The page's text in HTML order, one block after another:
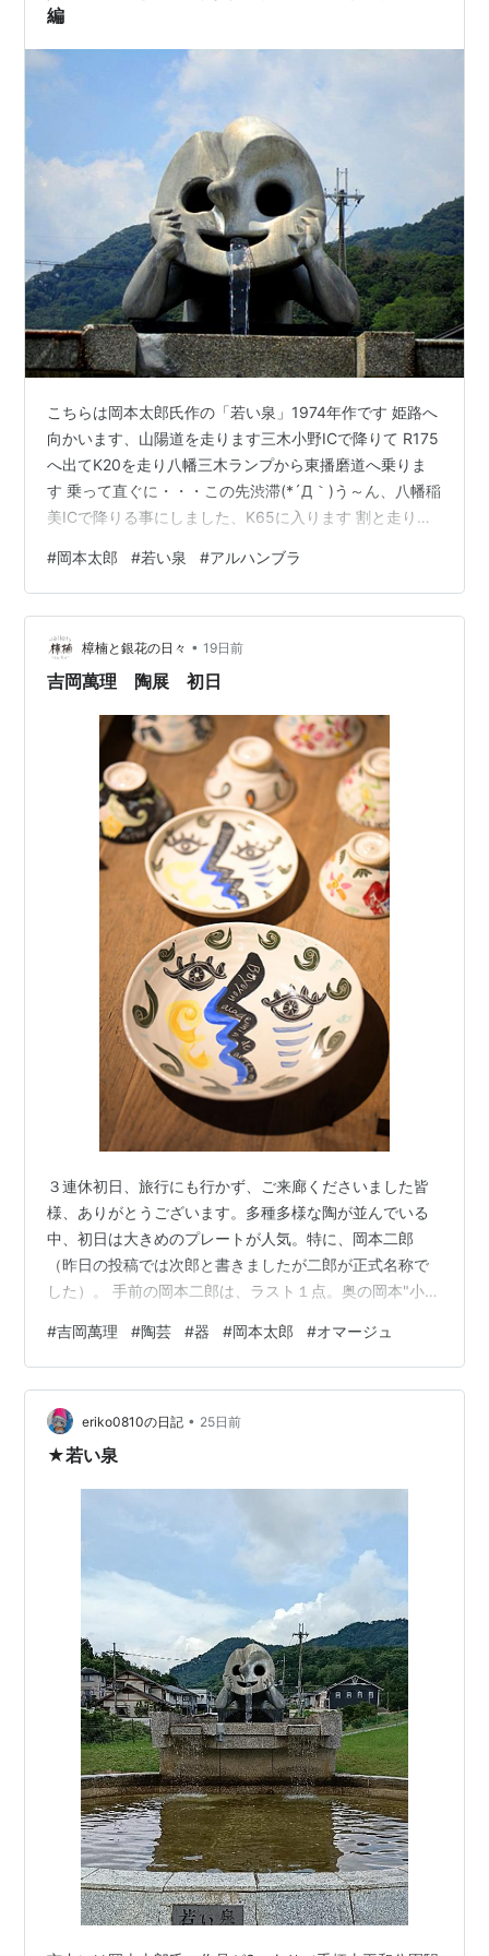
庫)
岡本太郎 / 岡本太郎. -- 美術出版社, 1954. -- (日本現
代画家選 ; 第14)
今日の芸術 / 岡本太郎. -- 光文社, 1955. -- (カッパ・
ブックス)
芸術と青春 / 岡本太郎. -- 河出書房, 1956. -- (河出新
日本の伝統 / 岡本太郎. -- 光文社, 1956
現代人の眼 / 岡本太郎. -- 現代社, 1956
日本再発見 / 岡本太郎. -- 新潮社, 1958
黒い太陽 / 岡本太郎. -- 美術出版社, 1959
忘れられた日本 / 岡本太郎. -- 中央公論社, 1961
私の現代芸術 / 岡本太郎. -- 新潮社, 1963
今日の芸術 / 岡本太郎. -- 新版. -- 光文社, 1963. --
(カッパ・ブックス)
日本の伝統 / 岡本太郎. -- 角川書店, 1964. -- (角川文
庫)
忘れられた日本 / 岡本太郎. -- 中央公論社, 1964. --
神秘日本 / 岡本太郎. -- 中央公論社, 1964
岡本太郎の眼 / 岡本太郎. -- 朝日新聞社, 1966
今日をひらく / 岡本太郎. -- 講談社, 1967
岡本太郎 / 岡本太郎. -- 美術出版社, 1968
日本列島文化論 / 岡本太郎,泉靖一. -- 大光社, 1970
世界の仮面と神像 / 岡本太郎,泉靖一,梅棹忠夫. -- 朝
日新聞社, 1970
美の呪力 / 岡本太郎. -- 新潮社, 1971
沖縄文化論 / 岡本太郎. -- 中央公論社, 1972. -- (中公
心願の美 / 写真:高橋南勝[他]. -- 毎日新聞社, 1973
今日の芸術 / 岡本太郎. -- 講談社, 1973. -- (講談社文
李朝の美=民芸 / 文:岡本太郎,浜口良光,趙子庸[他]. --
毎日新聞社, 1973
日本の伝統 / 岡本太郎. -- 講談社, 1973. -- (講談社現
代新書)
イカロスの墜落 / パブロ・ピカソ[他]. -- 新潮社,
1974. -- (創造の小径)
日本教養全集. 15. -- 角川書店, 1975
にらめっこ / 岡本太郎. -- 番町書房, 1975
文庫)
Taro Okamoto / 岡本太郎. -- 土曜美術社, 1977
ス土曜, 1977.6
岡本太郎作品集. Volants リトグラフ. -- エスパース
土曜, 1977.6
岡本太郎の挑戦するスキー / 岡本太郎. -- 講談社,
母の手紙 / 岡本太郎. -- 千典秀版社, 1979.3
岡本太郎 / 岡本太郎. -- 平凡社, 1979.10
岡本太郎著作集. 第1巻. -- 講談社, 1979.10
岡本太郎著作集. 第4巻. -- 講談社, 1979.11
岡本太郎著作集. 第5巻. -- 講談社, 1979.12
岡本太郎著作集. 第6巻. -- 講談社, 1980.1
岡本太郎著作集. 第7巻. -- 講談社, 1980.2
岡本太郎著作集. 第2巻. -- 講談社, 1980.3
にらめっこ問答 / 岡本太郎. -- 集英社, 1980.4
岡本太郎著作集. 第3巻. -- 講談社, 1980.4
岡本太郎著作集. 第8巻. -- 講談社, 1980.5
岡本太郎著作集. 第9巻. -- 講談社, 1980.6
編
こちらは岡本太郎氏作の「若い泉」1974年作です 姫路へ
向かいます、山陽道を走ります三木小野ICで降りて R175
へ出てK20を走り八幡三木ランプから東播磨道へ乗りま
す 乗って直ぐに・・・この先渋滞(*´Д｀)う～ん、八幡稲
美ICで降りる事にしました、K65に入ります 割と走りや
ート65」さんじゃ有りませんか、ここにあったんや 10年
前に訪問しました、その時の記事は ↓ こちらから
simba07ljx.hatenablog.com 姫路方面へ進みます、この
K65は意外と走りやすい、加古川バイパスが渋滞した時
は使えますね 山陽道姫路東I…
#岡本太郎 #若い泉 #アルハンブラ
樟楠と銀花の日々 • 19日前
吉岡萬理 陶展 初日
３連休初日、旅行にも行かず、ご来廊くださいました皆
様、ありがとうございます。多種多様な陶が並んでいる
中、初日は大きめのプレートが人気。特に、岡本二郎
（昨日の投稿では次郎と書きましたが二郎が正式名称で
した）。 手前の岡本二郎は、ラスト１点。奥の岡本"小二
分かりの通り、岡本太郎さんへのオマージュを捧げた器
です。 他にも素晴らしい器とオブジェが並んでいます。
明日もお待ちしております。 ギャラリー樟楠 ランキング
参加中うつわ、器、陶器、食器。 ランキング参加中ライ
フスタイル ランキング参加中インテリア ランキング参加
#吉岡萬理 #陶芸 #器 #岡本太郎 #オマージュ
eriko0810の日記 • 25日前
★若い泉